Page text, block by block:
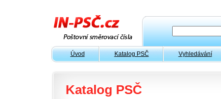
Úvod Katalog PSČ Vyhledávání
Katalog PSČ